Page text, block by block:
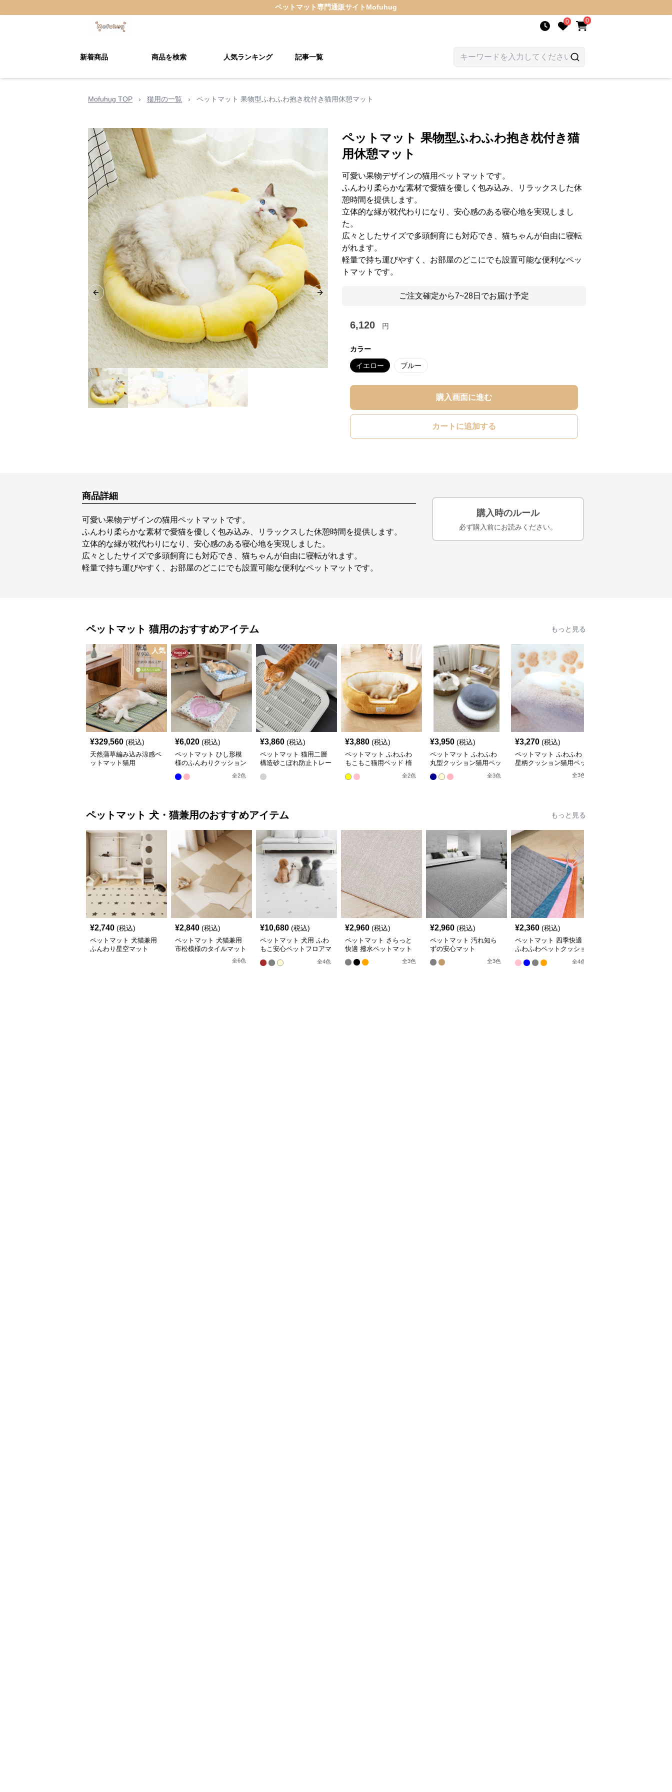
ペットマット専門通販サイト Mofuhug
0 0
新着商品 商品を検索 人気ランキング 記事一覧
Mofuhug TOP › 猫用の一覧 › ペットマット 果物型ふわふわ抱き枕付き猫用休憩マット
Previous slide Next slide
ペットマット 果物型ふわふわ抱き枕付き猫
用休憩マット
可愛い果物デザインの猫用ペットマットです。
ふんわり柔らかな素材で愛猫を優しく包み込み、リラックスした休
憩時間を提供します。
立体的な縁が枕代わりになり、安心感のある寝心地を実現しまし
た。
広々としたサイズで多頭飼育にも対応でき、猫ちゃんが自由に寝転
がれます。
軽量で持ち運びやすく、お部屋のどこにでも設置可能な便利なペッ
トマットです。
ご注文確定から7~28日でお届け予定
6,120 円
カラー
イエロー ブルー
購入画面に進む
カートに追加する
商品詳細
可愛い果物デザインの猫用ペットマットです。
ふんわり柔らかな素材で愛猫を優しく包み込み、リラックスした休憩時間を提供します。
立体的な縁が枕代わりになり、安心感のある寝心地を実現しました。
広々としたサイズで多頭飼育にも対応でき、猫ちゃんが自由に寝転がれます。
軽量で持ち運びやすく、お部屋のどこにでも設置可能な便利なペットマットです。
購入時のルール
必ず購入前にお読みください。
ペットマット 猫用のおすすめアイテム もっと見る
人気
¥329,560 (税込)
天然蒲草編み込み涼感ペ
ットマット猫用
¥6,020 (税込)
ペットマット ひし形模
様のふんわりクッション
全2色
¥3,860 (税込)
ペットマット 猫用二層
構造砂こぼれ防止トレー
¥3,880 (税込)
ペットマット ふわふわ
もこもこ猫用ベッド 楕
全2色
¥3,950 (税込)
ペットマット ふわふわ
丸型クッション猫用ペッ
全3色
¥3,270 (税込)
ペットマット ふわふわ
星柄クッション猫用ペッ
全3色
ペットマット 犬・猫兼用のおすすめアイテム もっと見る
¥2,740 (税込)
ペットマット 犬猫兼用
ふんわり星空マット
¥2,840 (税込)
ペットマット 犬猫兼用
市松模様のタイルマット
全6色
¥10,680 (税込)
ペットマット 犬用 ふわ
もこ安心ペットフロアマ
全4色
¥2,960 (税込)
ペットマット さらっと
快適 撥水ペットマット
全3色
¥2,960 (税込)
ペットマット 汚れ知ら
ずの安心マット
全3色
¥2,360 (税込)
ペットマット 四季快適
ふわふわペットクッショ
全4色